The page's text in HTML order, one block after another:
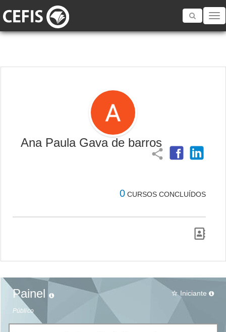
Toggle
Ana Paula Gava de barros
share
0 CURSOS CONCLUÍDOS
Painel
Público
star_border Iniciante